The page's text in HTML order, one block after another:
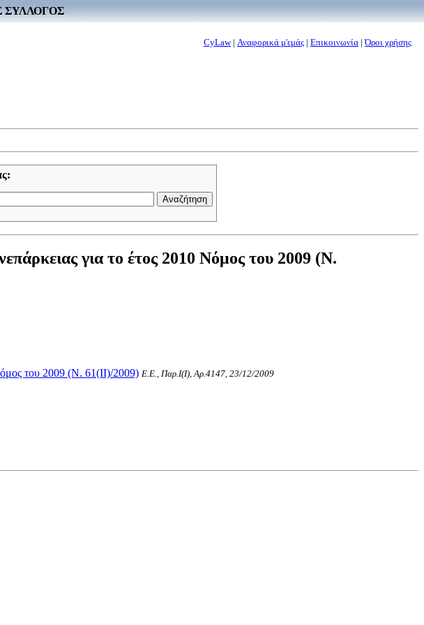
ΣΥΛΛΟΓΟΣ
CyLaw| Αναφορικά μ'εμάς | Επικοινωνία |Όροι χρήσης
για το έτος 2010 Νόμος του 2009 (Ν.
του 2009 (Ν. 61(II)/2009) Ε.Ε., Παρ.Ι(I), Αρ.4147, 23/12/2009